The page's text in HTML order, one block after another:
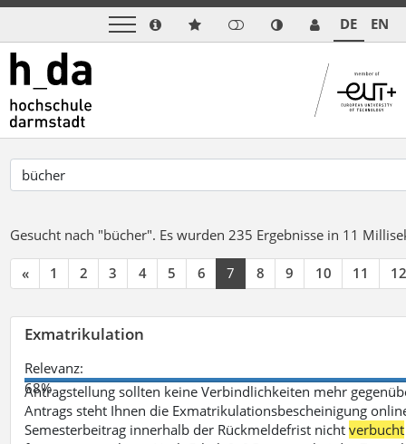
DE EN
Gesucht nach "bücher". Es wurden 235 Ergebnisse in 11
« 1 2 3 4 5 6 7 8 9 10 11 12
Exmatrikulation
Relevanz:
68%
Antragstellung sollten keine Verbindlichkeiten mehr
Antrags steht Ihnen die Exmatrikulationsbescheinigung
Semesterbeitrag innerhalb der Rückmeldefrist nichtverbucht